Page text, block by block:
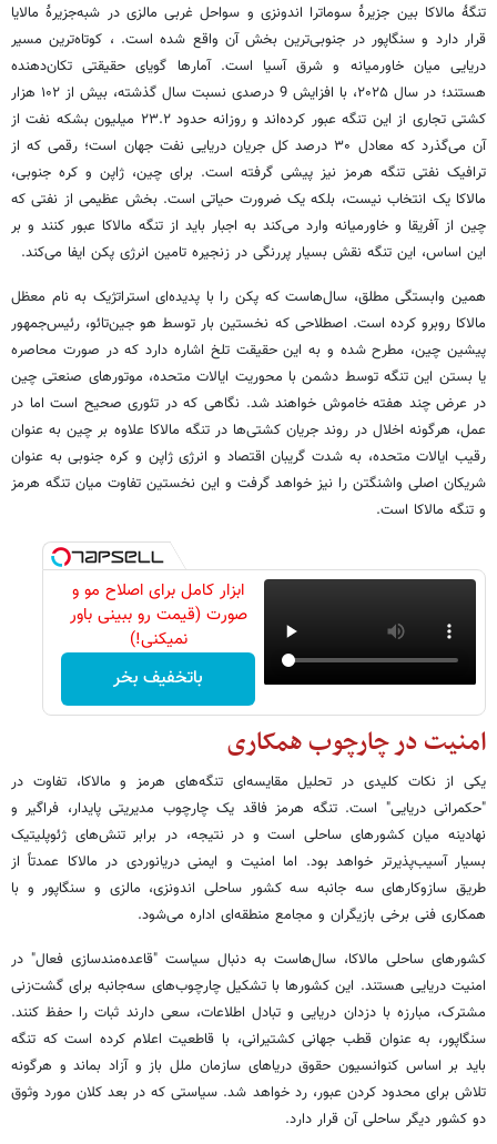
تنگهٔ مالاکا بین جزیرهٔ سوماترا اندونزی و سواحل غربی مالزی در شبه‌جزیرهٔ مالایا
قرار دارد و سنگاپور در جنوبی‌ترین بخش آن واقع شده است. ، کوتاه‌ترین مسیر
دریایی میان خاورمیانه و شرق آسیا است. آمارها گویای حقیقتی تکان‌دهنده
هستند؛ در سال ۲۰۲۵، با افزایش 9 درصدی نسبت سال گذشته، بیش از ۱۰۲ هزار
کشتی تجاری از این تنگه عبور کرده‌اند و روزانه حدود ۲۳.۲ میلیون بشکه نفت از
آن می‌گذرد که معادل ۳۰ درصد کل جریان دریایی نفت جهان است؛ رقمی که از
ترافیک نفتی تنگه هرمز نیز پیشی گرفته است. برای چین، ژاپن و کره جنوبی،
مالاکا یک انتخاب نیست، بلکه یک ضرورت حیاتی است. بخش عظیمی از نفتی که
چین از آفریقا و خاورمیانه وارد می‌کند به اجبار باید از تنگه مالاکا عبور کنند و بر
این اساس، این تنگه نقش بسیار پررنگی در زنجیره تامین انرژی پکن ایفا می‌کند.
همین وابستگی مطلق، سال‌هاست که پکن را با پدیده‌ای استراتژیک به نام معظل
مالاکا روبرو کرده است. اصطلاحی که نخستین بار توسط هو جین‌تائو، رئیس‌جمهور
پیشین چین، مطرح شده و به این حقیقت تلخ اشاره دارد که در صورت محاصره
یا بستن این تنگه توسط دشمن با محوریت ایالات متحده، موتورهای صنعتی چین
در عرض چند هفته خاموش خواهند شد. نگاهی که در تئوری صحیح است اما در
عمل، هرگونه اخلال در روند جریان کشتی‌ها در تنگه مالاکا علاوه بر چین به عنوان
رقیب ایالات متحده، به شدت گریبان اقتصاد و انرژی ژاپن و کره جنوبی به عنوان
شریکان اصلی واشنگتن را نیز خواهد گرفت و این نخستین تفاوت میان تنگه هرمز
و تنگه مالاکا است.
ابزار کامل برای اصلاح مو و
صورت (قیمت رو ببینی باور
نمیکنی!)
باتخفیف بخر
امنیت در چارچوب همکاری
یکی از نکات کلیدی در تحلیل مقایسه‌ای تنگه‌های هرمز و مالاکا، تفاوت در
"حکمرانی دریایی" است. تنگه هرمز فاقد یک چارچوب مدیریتی پایدار، فراگیر و
نهادینه میان کشورهای ساحلی است و در نتیجه، در برابر تنش‌های ژئوپلیتیک
بسیار آسیب‌پذیرتر خواهد بود. اما امنیت و ایمنی دریانوردی در مالاکا عمدتاً از
طریق سازوکارهای سه جانبه سه کشور ساحلی اندونزی، مالزی و سنگاپور و با
همکاری فنی برخی بازیگران و مجامع منطقه‌ای اداره می‌شود.
کشورهای ساحلی مالاکا، سال‌هاست به دنبال سیاست "قاعده‌مندسازی فعال" در
امنیت دریایی هستند. این کشورها با تشکیل چارچوب‌های سه‌جانبه برای گشت‌زنی
مشترک، مبارزه با دزدان دریایی و تبادل اطلاعات، سعی دارند ثبات را حفظ کنند.
سنگاپور، به عنوان قطب جهانی کشتیرانی، با قاطعیت اعلام کرده است که تنگه
باید بر اساس کنوانسیون حقوق دریاهای سازمان ملل باز و آزاد بماند و هرگونه
تلاش برای محدود کردن عبور، رد خواهد شد. سیاستی که در بعد کلان مورد وثوق
دو کشور دیگر ساحلی آن قرار دارد.